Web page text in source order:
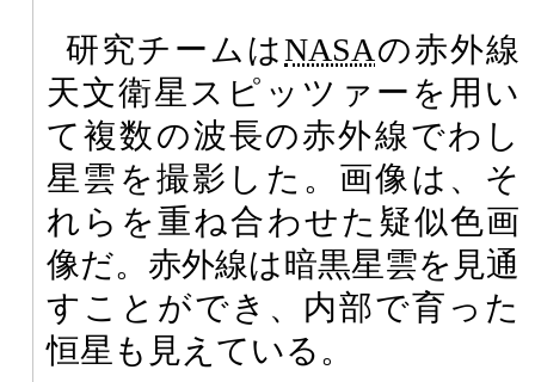
研究チームはNASAの赤外線
天文衛星スピッツァーを用い
て複数の波長の赤外線でわし
星雲を撮影した。画像は、そ
れらを重ね合わせた疑似色画
像だ。赤外線は暗黒星雲を見通
すことができ、内部で育った
恒星も見えている。